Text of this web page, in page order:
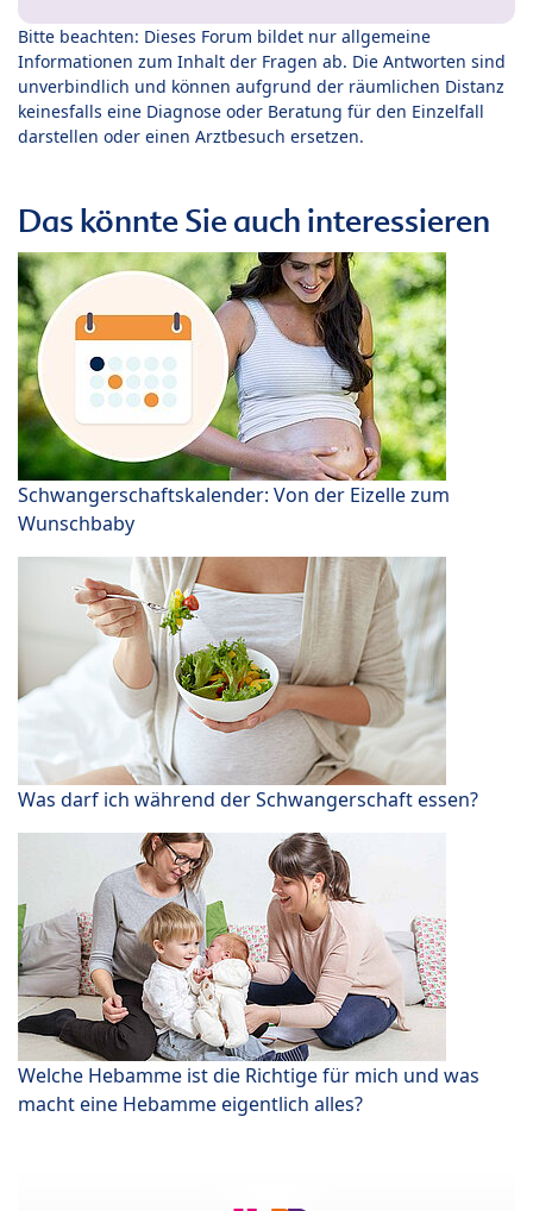
Bitte beachten: Dieses Forum bildet nur allgemeine
Informationen zum Inhalt der Fragen ab. Die Antworten sind
unverbindlich und können aufgrund der räumlichen Distanz
keinesfalls eine Diagnose oder Beratung für den Einzelfall
darstellen oder einen Arztbesuch ersetzen.
Das könnte Sie auch interessieren
Schwangerschaftskalender: Von der Eizelle zum
Wunschbaby
Was darf ich während der Schwangerschaft essen?
Welche Hebamme ist die Richtige für mich und was
macht eine Hebamme eigentlich alles?